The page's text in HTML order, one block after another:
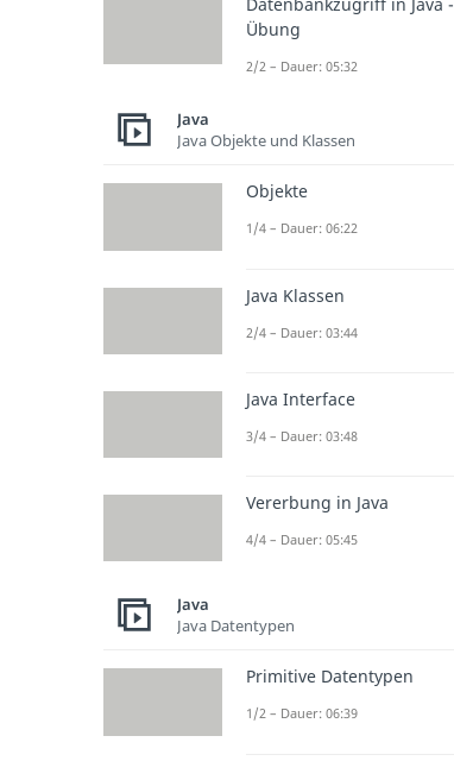
Datenbankzugriff in Java -
Übung
2/2 – Dauer: 05:32
Java
Java Objekte und Klassen
Objekte
1/4 – Dauer: 06:22
Java Klassen
2/4 – Dauer: 03:44
Java Interface
3/4 – Dauer: 03:48
Vererbung in Java
4/4 – Dauer: 05:45
Java
Java Datentypen
Primitive Datentypen
1/2 – Dauer: 06:39